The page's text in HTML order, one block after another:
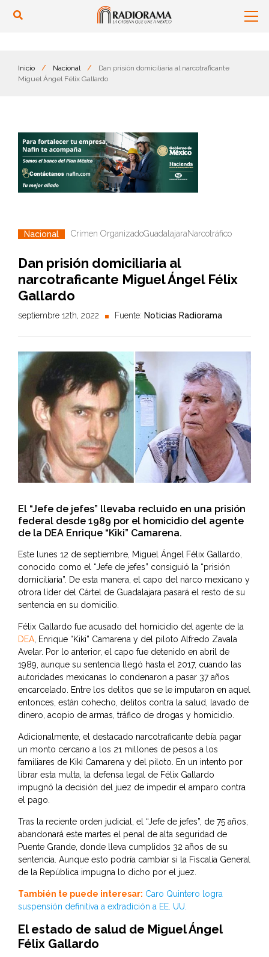
Inicio / Nacional /
Dan prisión domiciliaria al narcotraficante
Miguel Ángel Félix Gallardo
Nacional Crimen OrganizadoGuadalajaraNarcotráfico
Dan prisión domiciliaria al
narcotraficante Miguel Ángel Félix
Gallardo
septiembre 12th, 2022 Fuente: Noticias Radiorama
El “Jefe de jefes” llevaba recluido en una prisión
federal desde 1989 por el homicidio del agente
de la DEA Enrique “Kiki” Camarena.
Este lunes 12 de septiembre, Miguel Ángel Félix Gallardo,
conocido como el “Jefe de jefes” consiguió la “prisión
domiciliaria”. De esta manera, el capo del narco mexicano y
otrora líder del Cártel de Guadalajara pasará el resto de su
sentencia en su domicilio.
Félix Gallardo fue acusado del homicidio del agente de la
DEA, Enrique “Kiki” Camarena y del piloto Alfredo Zavala
Avelar. Por lo anterior, el capo fue detenido en abril de
1989, aunque su sentencia llegó hasta el 2017, cuando las
autoridades mexicanas lo condenaron a pasar 37 años
encarcelado. Entre los delitos que se le imputaron en aquel
entonces, están cohecho, delitos contra la salud, lavado de
dinero, acopio de armas, tráfico de drogas y homicidio.
Adicionalmente, el destacado narcotraficante debía pagar
un monto cercano a los 21 millones de pesos a los
familiares de Kiki Camarena y del piloto. En un intento por
librar esta multa, la defensa legal de Félix Gallardo
impugnó la decisión del juez de impedir el amparo contra
el pago.
Tras la reciente orden judicial, el “Jefe de jefes”, de 75 años,
abandonará este martes el penal de alta seguridad de
Puente Grande, donde lleva cumplidos 32 años de su
sentencia. Aunque esto podría cambiar si la Fiscalía General
de la República impugna lo dicho por el juez.
También te puede interesar: Caro Quintero logra
suspensión definitiva a extradición a EE. UU.
El estado de salud de Miguel Ángel
Félix Gallardo